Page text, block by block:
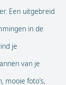
Een uitgebreid
in de
je
van je
mooie foto’s,